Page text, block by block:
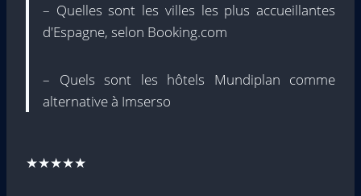
– Quelles sont les villes les plus accueillantes
d'Espagne, selon Booking.com
– Quels sont les hôtels Mundiplan comme
alternative à Imserso
★★★★★